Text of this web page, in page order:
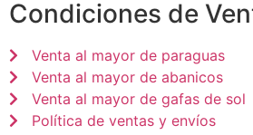
Condiciones de
Venta al mayor de paraguas
Venta al mayor de abanicos
Venta al mayor de gafas de sol
Política de ventas y envíos